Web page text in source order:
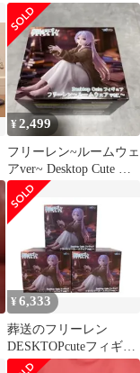
¥2,499
フリーレン~ルームウェ
アver~ Desktop Cute フ
ィギュア
¥6,333
葬送のフリーレン
DESKTOPcuteフィギュ
ア フリーレン 3点セ